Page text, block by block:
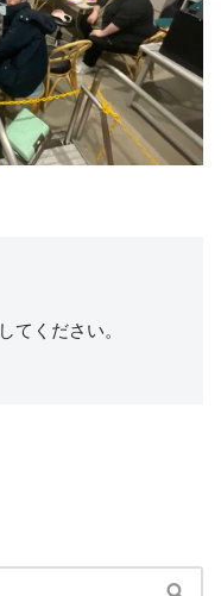
してください。